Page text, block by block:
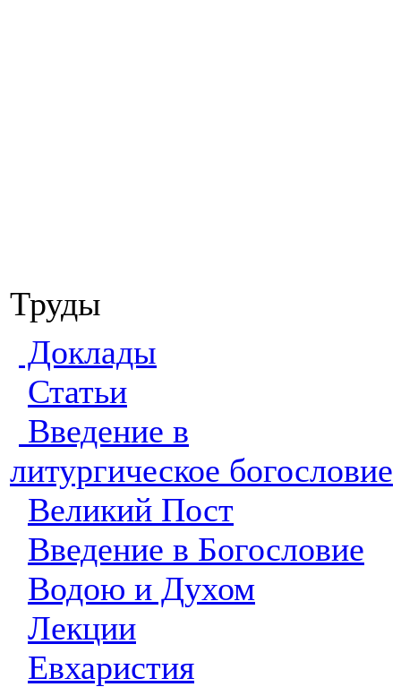
Труды
Доклады
Статьи
Введение в
литургическое богословие
Великий Пост
Введение в Богословие
Водою и Духом
Лекции
Евхаристия